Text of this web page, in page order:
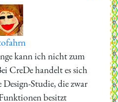
kann ich nicht zum
CreDe handelt es sich
Studie, die zwar
besitzt